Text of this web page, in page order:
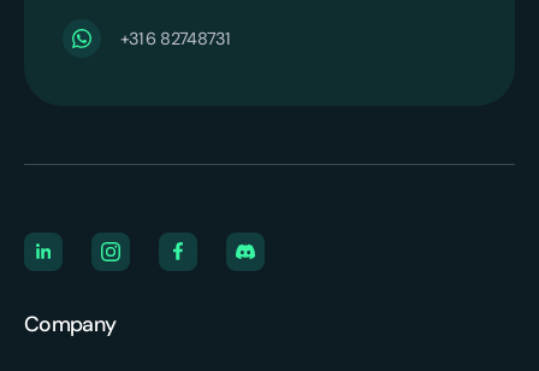
+31 6 82748731
Company